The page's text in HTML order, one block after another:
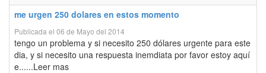
me urgen 250 dolares en estos momento
Publicada el 06 de Mayo del 2014
tengo un problema y si necesito 250 dólares urgente para este
dia, y si necesito una respuesta inemdiata por favor estoy aquí
e......Leer mas